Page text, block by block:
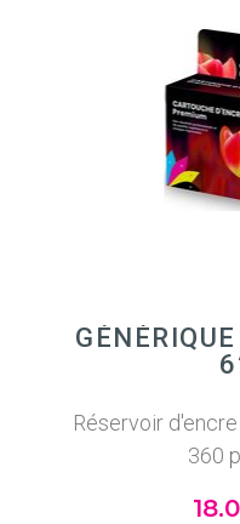
Réservoir
360
18